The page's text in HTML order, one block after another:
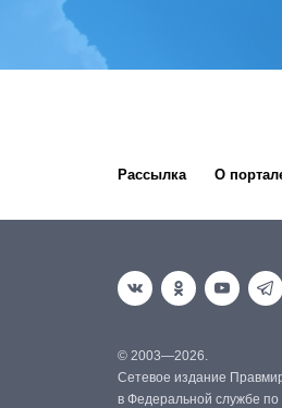
Рассылка О
© 2003—2026.
Сетевое издание
в Федеральной службе